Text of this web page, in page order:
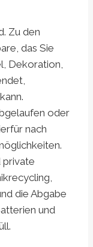
Zu den
das Sie
Dekoration,
oder
nach
private
die Abgabe
und